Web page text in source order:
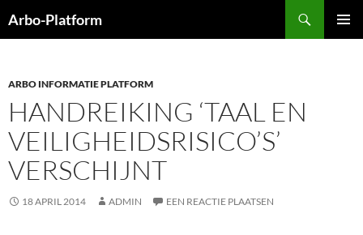
naar
Arbo-Platform
ARBO INFORMATIE PLATFORM
HANDREIKING ‘TAAL EN
VEILIGHEIDSRISICO’S’
VERSCHIJNT
18 APRIL 2014 ADMIN EEN REACTIE PLAATSEN